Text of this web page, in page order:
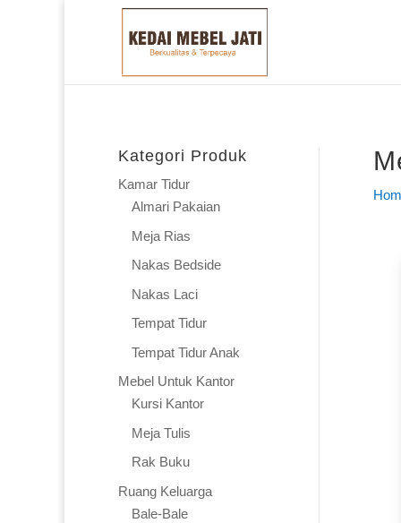
Kategori Produk
Kamar Tidur
Almari Pakaian
Meja Rias
Nakas Bedside
Nakas Laci
Tempat Tidur
Tempat Tidur Anak
Mebel Untuk Kantor
Kursi Kantor
Meja Tulis
Rak Buku
Ruang Keluarga
Bale-Bale